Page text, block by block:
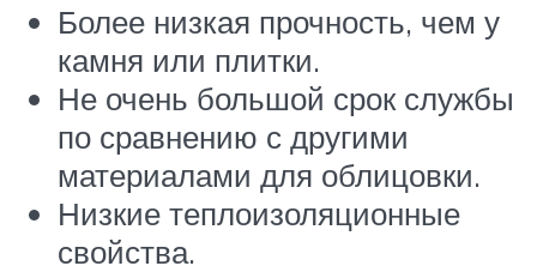
Более низкая прочность, чем у
камня или плитки.
Не очень большой срок службы
по сравнению с другими
материалами для облицовки.
Низкие теплоизоляционные
свойства.